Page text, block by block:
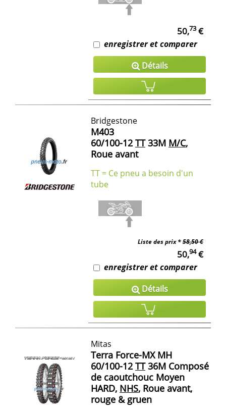
50,73€
enregistrer et comparer
Détails
Bridgestone
M403
60/100-12 TT33M M/C,
Roue avant
TT = Ce pneu a besoin d'un
tube
Liste des prix *58,50 €
50,94€
enregistrer et comparer
Détails
Mitas
Terra Force-MX MH
60/100-12 TT36M Composé
de caoutchouc Moyen
HARD, NHS, Roue avant,
rouge & gruen